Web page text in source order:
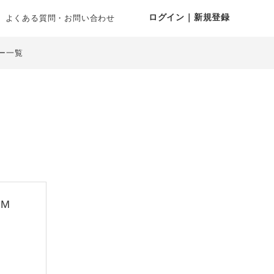
よくある質問・お問い合わせ ログイン｜新規登録
一覧